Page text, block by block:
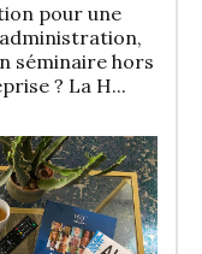
pour une
séminaire hors
? La H...